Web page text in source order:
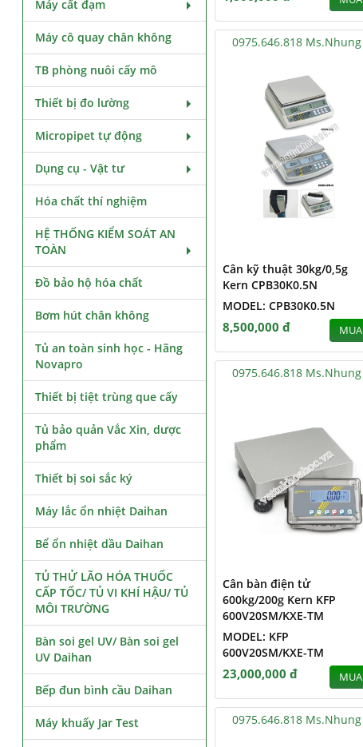
0975.646.818 Ms.Nhung
Cân kỹ thuật 30kg/0,5g
Kern CPB30K0.5N
MODEL: CPB30K0.5N
8,500,000 đ MUA
0975.646.818 Ms.Nhung
Cân bàn điện tử
600kg/200g Kern KFP
600V20SM/KXE-TM
MODEL: KFP
600V20SM/KXE-TM
23,000,000 đ MUA
0975.646.818 Ms.Nhung
Máy cất đạm
Máy cô quay chân không
TB phòng nuôi cấy mô
Thiết bị đo lường
Micropipet tự động
Dụng cụ - Vật tư
Hóa chất thí nghiệm
HỆ THỐNG KIỂM SOÁT AN
TOÀN
Đồ bảo hộ hóa chất
Bơm hút chân không
Tủ an toàn sinh học - Hãng
Novapro
Thiết bị tiệt trùng que cấy
Tủ bảo quản Vắc Xin, dược
phẩm
Thiết bị soi sắc ký
Máy lắc ổn nhiệt Daihan
Bể ổn nhiệt dầu Daihan
TỦ THỬ LÃO HÓA THUỐC
CẤP TỐC/ TỦ VI KHÍ HẬU/ TỦ
MÔI TRƯỜNG
Bàn soi gel UV/ Bàn soi gel
UV Daihan
Bếp đun bình cầu Daihan
Máy khuấy Jar Test